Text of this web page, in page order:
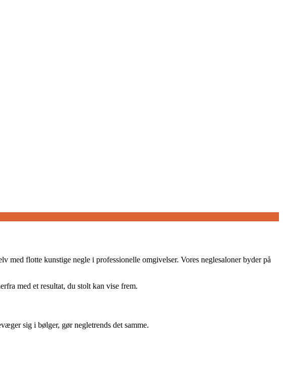
flotte kunstige negle i professionelle omgivelser. Vores neglesaloner byder på
med et resultat, du stolt kan vise frem.
sig i bølger, gør negletrends det samme.